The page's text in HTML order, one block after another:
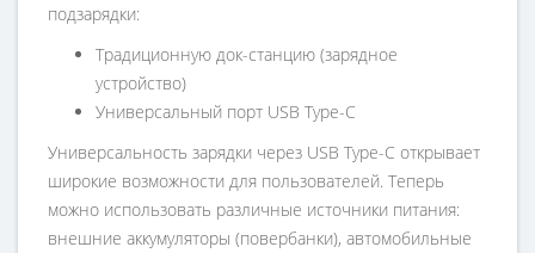
подзарядки:
Традиционную док-станцию (зарядное
устройство)
Универсальный порт USB Type-C
Универсальность зарядки через USB Type-C открывает
широкие возможности для пользователей. Теперь
можно использовать различные источники питания:
внешние аккумуляторы (повербанки), автомобильные